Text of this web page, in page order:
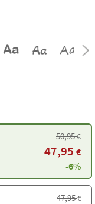
50,95€
47,95 €
-6%
47,95€